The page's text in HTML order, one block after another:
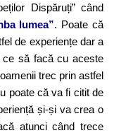
Dispăruți” când
lumea”. Poate că
de experiențe dar a
ce să facă cu aceste
trec prin astfel
poate că va fi citit de
și-și va crea o
atunci când trece